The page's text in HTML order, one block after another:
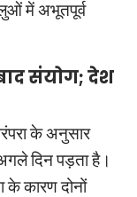
में अभूतपूर्व
संयोग; देश
के अनुसार
दिन पड़ता है।
के कारण दोनों